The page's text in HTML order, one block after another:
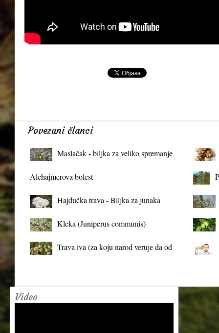
Povezani članci
Maslačak - biljka za veliko spremanje
Alchajmerova bolest
Hajdučka trava - Biljka za junaka
Kleka (Juniperus communis)
Trava iva (za koju narod veruje da od
Video